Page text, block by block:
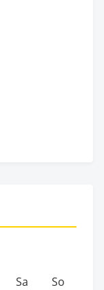
Sa So